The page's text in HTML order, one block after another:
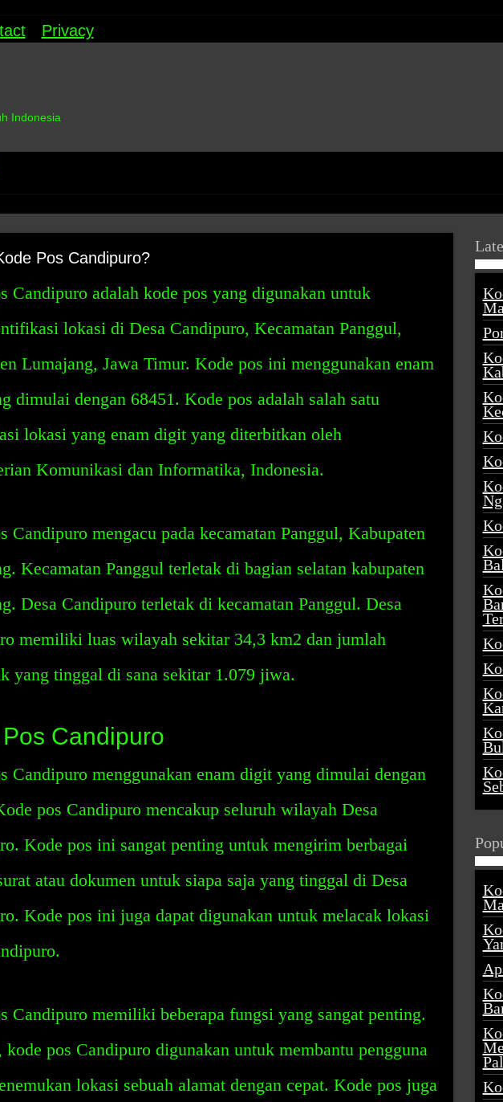
Privacy
Indonesia
Pos Candipuro?
Candipuro adalah kode pos yang digunakan untuk
lokasi di Desa Candipuro, Kecamatan Panggul,
Lumajang, Jawa Timur. Kode pos ini menggunakan enam
dimulai dengan 68451. Kode pos adalah salah satu
lokasi yang enam digit yang diterbitkan oleh
Komunikasi dan Informatika, Indonesia.
Candipuro mengacu pada kecamatan Panggul, Kabupaten
Kecamatan Panggul terletak di bagian selatan kabupaten
Desa Candipuro terletak di kecamatan Panggul. Desa
memiliki luas wilayah sekitar 34,3 km2 dan jumlah
yang tinggal di sana sekitar 1.079 jiwa.
Candipuro
Candipuro menggunakan enam digit yang dimulai dengan
pos Candipuro mencakup seluruh wilayah Desa
Kode pos ini sangat penting untuk mengirim berbagai
atau dokumen untuk siapa saja yang tinggal di Desa
Kode pos ini juga dapat digunakan untuk melacak lokasi
Candipuro memiliki beberapa fungsi yang sangat penting.
kode pos Candipuro digunakan untuk membantu pengguna
lokasi sebuah alamat dengan cepat. Kode pos juga